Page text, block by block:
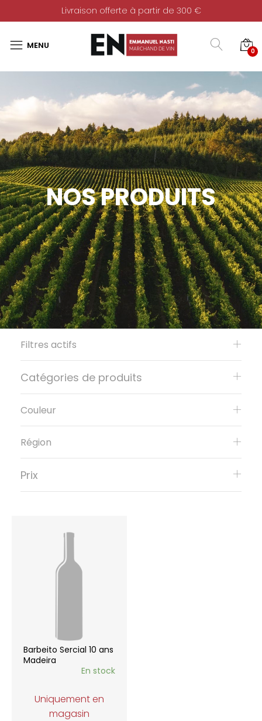
Livraison offerte à partir de 300 €
0
NOS PRODUITS
Barbeito Sercial 10 ans
Madeira
En stock
Uniquement en
magasin
Filtres actifs
Catégories de produits
Couleur
Région
Prix